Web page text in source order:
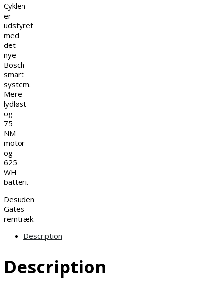
Cyklen
er
udstyret
med
det
nye
Bosch
smart
system.
Mere
lydløst
og
75
NM
motor
og
625
WH
batteri.
Desuden
Gates
remtræk.
Description
Description